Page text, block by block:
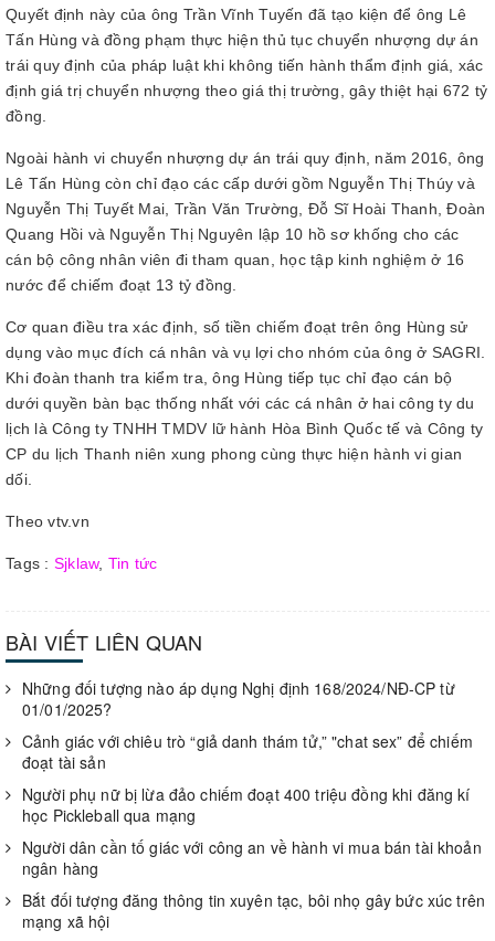
Quyết định này của ông Trần Vĩnh Tuyến đã tạo kiện để ông Lê
Tấn Hùng và đồng phạm thực hiện thủ tục chuyển nhượng dự án
trái quy định của pháp luật khi không tiến hành thẩm định giá, xác
định giá trị chuyển nhượng theo giá thị trường, gây thiệt hại 672 tỷ
đồng.
Ngoài hành vi chuyển nhượng dự án trái quy định, năm 2016, ông
Lê Tấn Hùng còn chỉ đạo các cấp dưới gồm Nguyễn Thị Thúy và
Nguyễn Thị Tuyết Mai, Trần Văn Trường, Đỗ Sĩ Hoài Thanh, Đoàn
Quang Hồi và Nguyễn Thị Nguyên lập 10 hồ sơ khống cho các
cán bộ công nhân viên đi tham quan, học tập kinh nghiệm ở 16
nước để chiếm đoạt 13 tỷ đồng.
Cơ quan điều tra xác định, số tiền chiếm đoạt trên ông Hùng sử
dụng vào mục đích cá nhân và vụ lợi cho nhóm của ông ở SAGRI.
Khi đoàn thanh tra kiểm tra, ông Hùng tiếp tục chỉ đạo cán bộ
dưới quyền bàn bạc thống nhất với các cá nhân ở hai công ty du
lịch là Công ty TNHH TMDV lữ hành Hòa Bình Quốc tế và Công ty
CP du lịch Thanh niên xung phong cùng thực hiện hành vi gian
dối.
Theo vtv.vn
Tags : Sjklaw, Tin tức
BÀI VIẾT LIÊN QUAN
Những đối tượng nào áp dụng Nghị định 168/2024/NĐ-CP từ
01/01/2025?
Cảnh giác với chiêu trò “giả danh thám tử,” "chat sex” để chiếm
đoạt tài sản
Người phụ nữ bị lừa đảo chiếm đoạt 400 triệu đồng khi đăng kí
học Pickleball qua mạng
Người dân cần tố giác với công an về hành vi mua bán tài khoản
ngân hàng
Bắt đối tượng đăng thông tin xuyên tạc, bôi nhọ gây bức xúc trên
mạng xã hội